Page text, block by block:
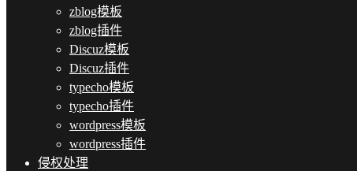
zblog模板
zblog插件
Discuz模板
Discuz插件
typecho模板
typecho插件
wordpress模板
wordpress插件
侵权处理